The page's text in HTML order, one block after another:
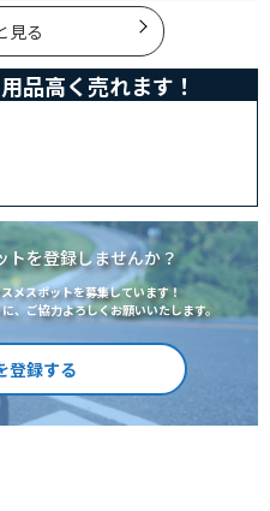
おしゃれアイテムです。
見る
品高く売れます！
トを登録しませんか？
メスポットを募集しています！
、ご協力よろしくお願いいたします。
登録する